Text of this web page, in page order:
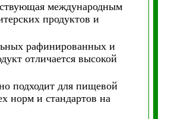
международным
продуктов и
рафинированных и
отличается высокой
подходит для пищевой
норм и стандартов на